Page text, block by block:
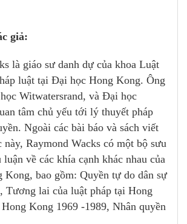
giả:
là giáo sư danh dự của khoa Luật
luật tại Đại học Hong Kong. Ông
Witwatersrand, và Đại học
tâm chủ yếu tới lý thuyết pháp
Ngoài các bài báo và sách viết
Raymond Wacks có một bộ sưu
luận về các khía cạnh khác nhau của
Kong, bao gồm: Quyền tự do dân sự
Tương lai của luật pháp tại Hong
Kong 1969 -1989, Nhân quyền